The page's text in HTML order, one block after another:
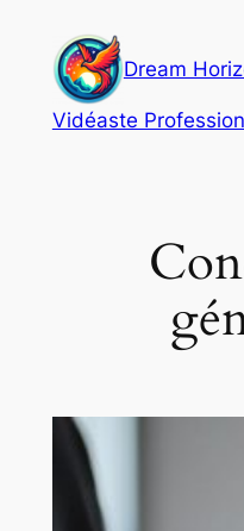
contenu
Dream
Vidéaste